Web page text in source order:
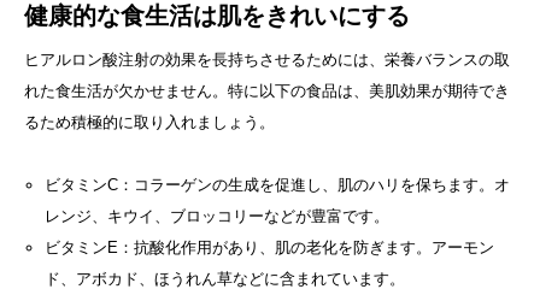
健康的な食生活は肌をきれいにする
ヒアルロン酸注射の効果を長持ちさせるためには、栄養バランスの取
れた食生活が欠かせません。特に以下の食品は、美肌効果が期待でき
るため積極的に取り入れましょう。
ビタミンC：コラーゲンの生成を促進し、肌のハリを保ちます。オ
レンジ、キウイ、ブロッコリーなどが豊富です。
ビタミンE：抗酸化作用があり、肌の老化を防ぎます。アーモン
ド、アボカド、ほうれん草などに含まれています。